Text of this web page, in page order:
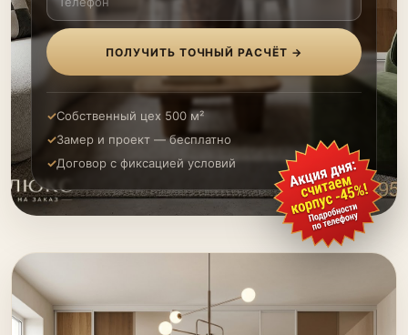
ПОЛУЧИТЬ ТОЧНЫЙ РАСЧЁТ →
Собственный цех 500 м²
Замер и проект — бесплатно
Договор с фиксацией условий